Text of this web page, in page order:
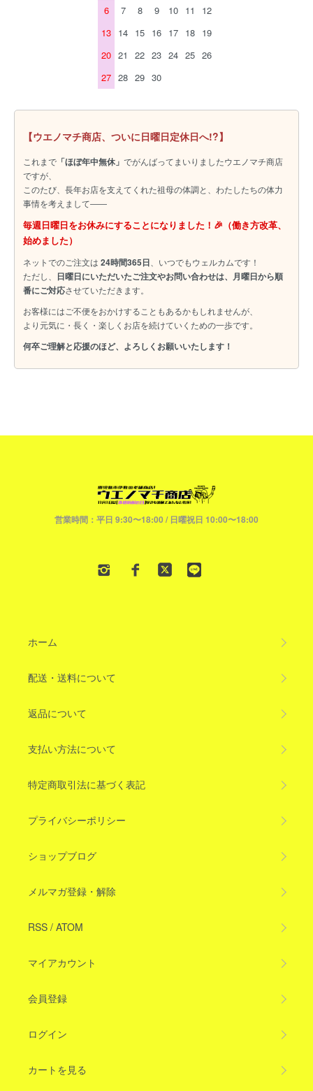
6
7 8 9 10 11
12
13 14 15 16 17 18 19
20 21 22 23 24 25 26
27 28 29 30
【ウエノマチ商店、ついに日曜日定休日へ!?】
これまで 「ほぼ年中無休」 でがんばってまいりましたウエノマチ商店
ですが、
このたび、長年お店を支えてくれた祖母の体調と、わたしたちの体力
事情を考えまして――
毎週日曜日をお休みにすることになりました！🎉（働き方改革、
始めました）
ネットでのご注文は 24時間365日 、いつでもウェルカムです！
ただし、
日曜日にいただいたご注文やお問い合わせは、月曜日から順
番にご対応させていただきます。
お客様にはご不便をおかけすることもあるかもしれませんが、
より元気に・長く・楽しくお店を続けていくための一歩です。
何卒ご理解と応援のほど、よろしくお願いいたします！
営業時間：平日 9:30〜18:00 / 日曜祝日 10:00〜18:00
ホーム
配送・送料について
返品について
支払い方法について
特定商取引法に基づく表記
プライバシーポリシー
ショップブログ
メルマガ登録・解除
RSS / ATOM
マイアカウント
会員登録
ログイン
カートを見る